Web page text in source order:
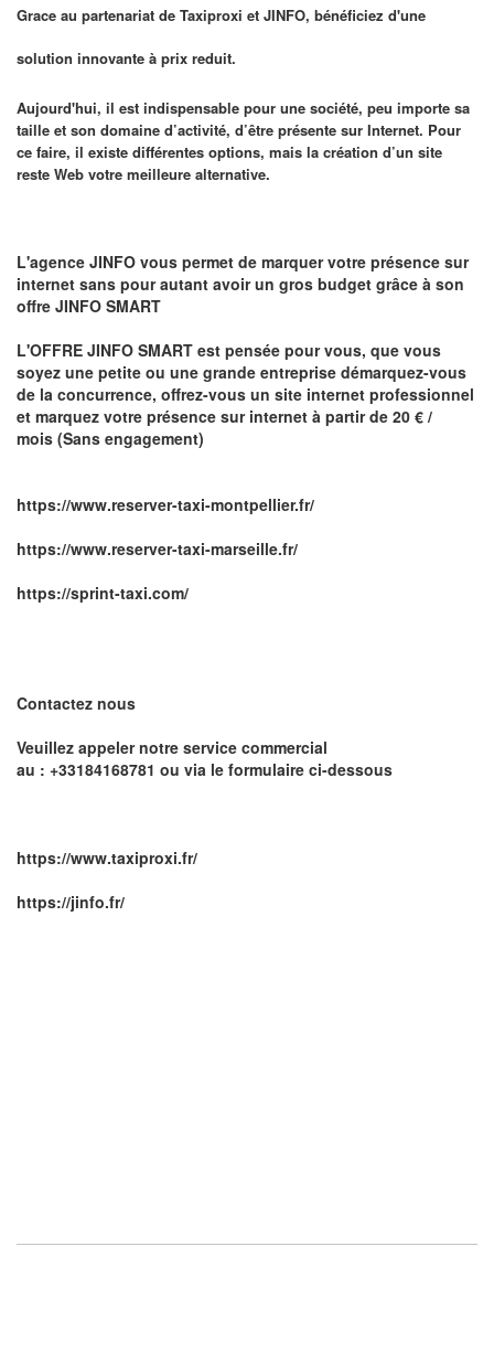
Grace au partenariat de Taxiproxi et JINFO, bénéficiez d'une
solution innovante à prix reduit.
Aujourd'hui, il est indispensable pour une société, peu importe sa
taille et son domaine d’activité, d’être présente sur Internet. Pour
ce faire, il existe différentes options, mais la création d’un site
reste Web votre meilleure alternative.
L'agence JINFO vous permet de marquer votre présence sur
internet sans pour autant avoir un gros budget grâce à son
offre JINFO SMART
L'OFFRE JINFO SMART est pensée pour vous, que vous
soyez une petite ou une grande entreprise démarquez-vous
de la concurrence, offrez-vous un site internet professionnel
et marquez votre présence sur internet à partir de 20 € /
mois (Sans engagement)
https://www.reserver-taxi-montpellier.fr/
https://www.reserver-taxi-marseille.fr/
https://sprint-taxi.com/
Contactez nous
Veuillez appeler notre service commercial
au : +33184168781 ou via le formulaire ci-dessous
https://www.taxiproxi.fr/
https://jinfo.fr/